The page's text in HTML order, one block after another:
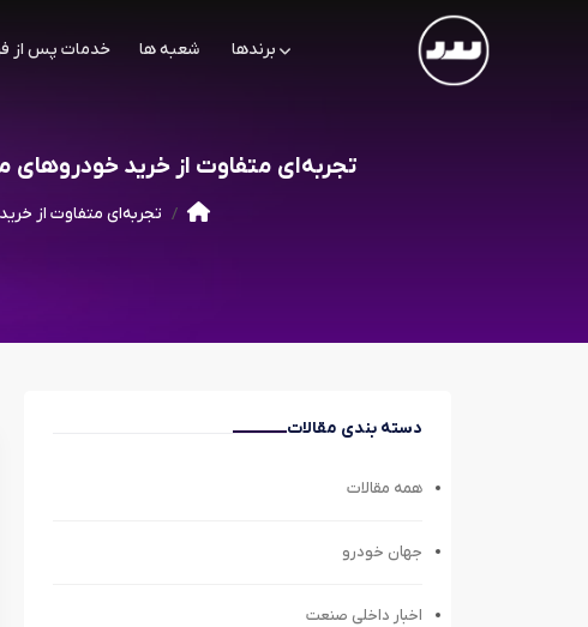
برندها شعبه ها خدمات پس از
تجربه‌ای متفاوت از خرید
تجربه‌ای متفاوت از
دسته بندی مقالات
همه مقالات
جهان خودرو
اخبار داخلی صنعت